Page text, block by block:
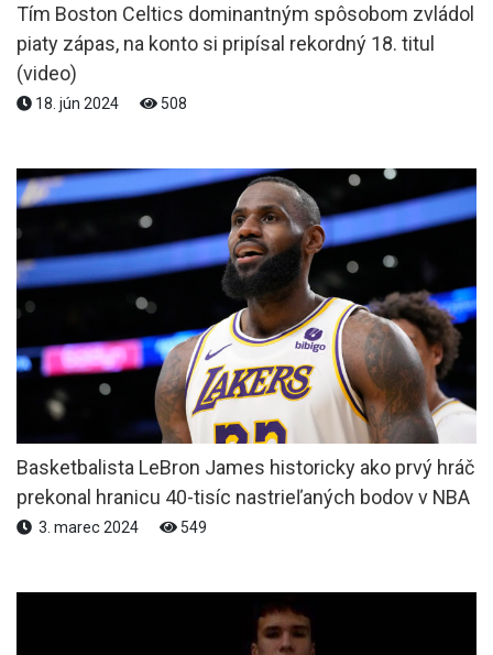
Tím Boston Celtics dominantným spôsobom zvládol
piaty zápas, na konto si pripísal rekordný 18. titul
(video)
18. jún 2024 508
Basketbalista LeBron James historicky ako prvý hráč
prekonal hranicu 40-tisíc nastrieľaných bodov v NBA
3. marec 2024 549